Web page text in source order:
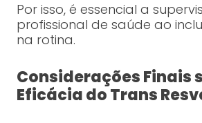
Por isso, é essencial a
profissional de saúde ao
na rotina.
Considerações Finais
Eficácia do Trans